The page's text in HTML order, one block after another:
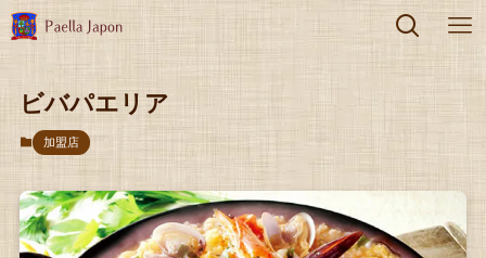
ビバパエリア
加盟店